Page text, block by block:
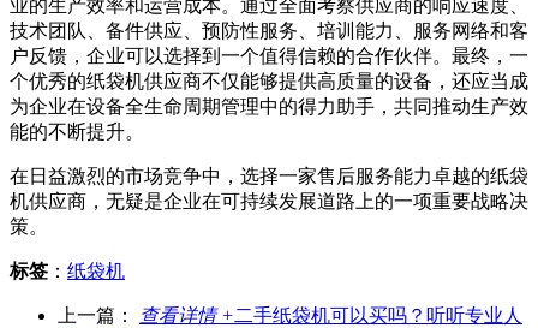
业的生产效率和运营成本。通过全面考察供应商的响应速度、
技术团队、备件供应、预防性服务、培训能力、服务网络和客
户反馈，企业可以选择到一个值得信赖的合作伙伴。最终，一
个优秀的纸袋机供应商不仅能够提供高质量的设备，还应当成
为企业在设备全生命周期管理中的得力助手，共同推动生产效
能的不断提升。
在日益激烈的市场竞争中，选择一家售后服务能力卓越的纸袋
机供应商，无疑是企业在可持续发展道路上的一项重要战略决
策。
标签 ： 纸袋机
上一篇： 查看详情 +二手纸袋机可以买吗？听听专业人